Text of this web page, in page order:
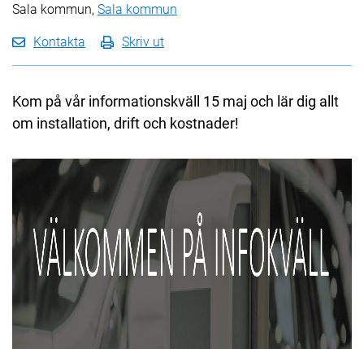
Sala kommun, Sala kommun
Kontakta Skriv ut
Kom på vår informationskväll 15 maj och lär dig allt
om installation, drift och kostnader!